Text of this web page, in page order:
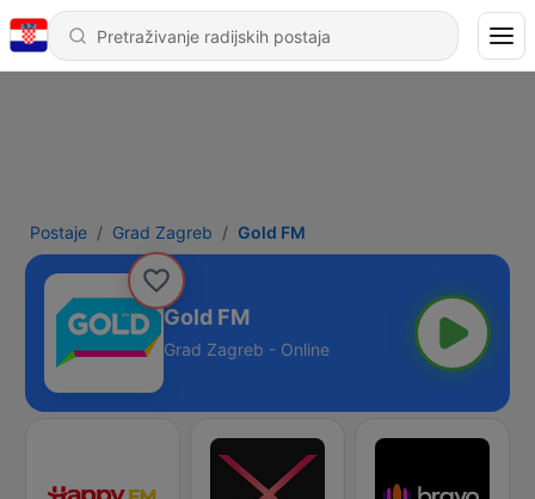
Postaje Grad Zagreb Gold FM
Gold FM
Grad Zagreb - Online